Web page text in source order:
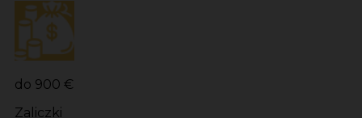
do 900 €
Zaliczki